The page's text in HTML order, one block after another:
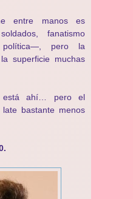
entre manos es
fanatismo
política—, pero la
superficie muchas
está ahí… pero el
bastante menos